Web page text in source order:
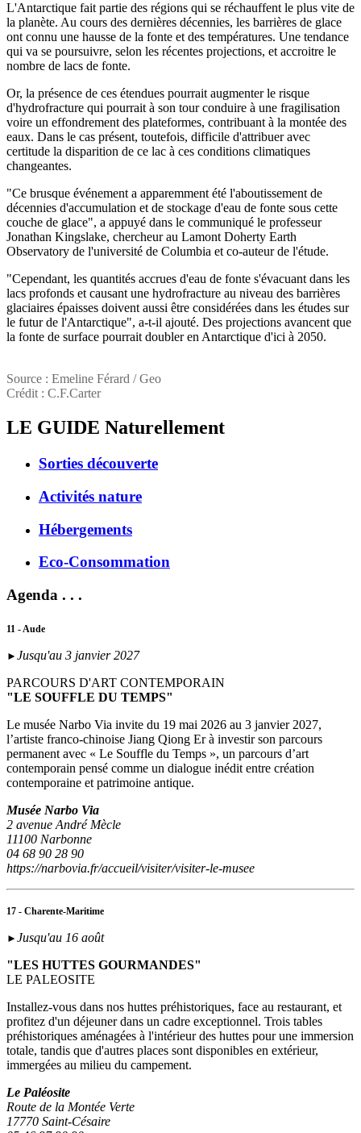
L'Antarctique fait partie des régions qui se réchauffent le plus vite de
la planète. Au cours des dernières décennies, les barrières de glace
ont connu une hausse de la fonte et des températures. Une tendance
qui va se poursuivre, selon les récentes projections, et accroitre le
nombre de lacs de fonte.
Or, la présence de ces étendues pourrait augmenter le risque
d'hydrofracture qui pourrait à son tour conduire à une fragilisation
voire un effondrement des plateformes, contribuant à la montée des
eaux. Dans le cas présent, toutefois, difficile d'attribuer avec
certitude la disparition de ce lac à ces conditions climatiques
changeantes.
"Ce brusque événement a apparemment été l'aboutissement de
décennies d'accumulation et de stockage d'eau de fonte sous cette
couche de glace", a appuyé dans le communiqué le professeur
Jonathan Kingslake, chercheur au Lamont Doherty Earth
Observatory de l'université de Columbia et co-auteur de l'étude.
"Cependant, les quantités accrues d'eau de fonte s'évacuant dans les
lacs profonds et causant une hydrofracture au niveau des barrières
glaciaires épaisses doivent aussi être considérées dans les études sur
le futur de l'Antarctique", a-t-il ajouté. Des projections avancent que
la fonte de surface pourrait doubler en Antarctique d'ici à 2050.
Source : Emeline Férard / Geo
Crédit : C.F.Carter
LE GUIDE Naturellement
Sorties découverte
Activités nature
Hébergements
Eco-Consommation
Agenda . . .
11 - Aude
► Jusqu'au 3 janvier 2027
PARCOURS D'ART CONTEMPORAIN
"LE SOUFFLE DU TEMPS"
Le musée Narbo Via invite du 19 mai 2026 au 3 janvier 2027,
l’artiste franco-chinoise Jiang Qiong Er à investir son parcours
permanent avec « Le Souffle du Temps », un parcours d’art
contemporain pensé comme un dialogue inédit entre création
contemporaine et patrimoine antique.
Musée Narbo Via
2 avenue André Mècle
11100 Narbonne
04 68 90 28 90
https://narbovia.fr/accueil/visiter/visiter-le-musee
17 - Charente-Maritime
► Jusqu'au 16 août
"LES HUTTES GOURMANDES"
LE PALEOSITE
Installez-vous dans nos huttes préhistoriques, face au restaurant, et
profitez d'un déjeuner dans un cadre exceptionnel. Trois tables
préhistoriques aménagées à l'intérieur des huttes pour une immersion
totale, tandis que d'autres places sont disponibles en extérieur,
immergées au milieu du campement.
Le Paléosite
Route de la Montée Verte
17770 Saint-Césaire